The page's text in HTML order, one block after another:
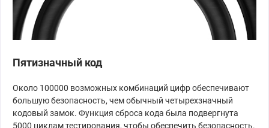
Пятизначный код
Около 100000 возможных комбинаций цифр обеспечивают
большую безопасность, чем обычный четырехзначный
кодовый замок. Функция сброса кода была подвергнута
5000 циклам тестирования, чтобы обеспечить безопасность.